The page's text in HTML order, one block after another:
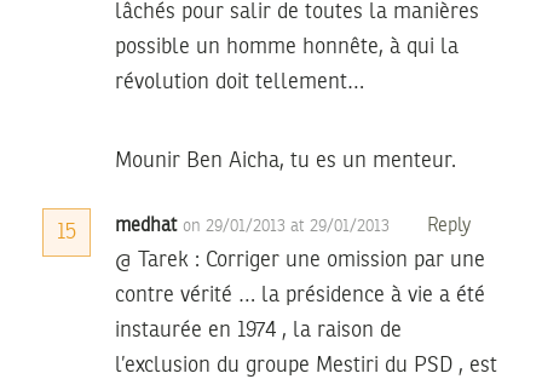
lâchés pour salir de toutes la manières
possible un homme honnête, à qui la
révolution doit tellement…
Mounir Ben Aicha, tu es un menteur.
15 medhat on 29/01/2013 at 29/01/2013 Reply
@ Tarek : Corriger une omission par une
contre vérité … la présidence à vie a été
instaurée en 1974 , la raison de
l’exclusion du groupe Mestiri du PSD , est